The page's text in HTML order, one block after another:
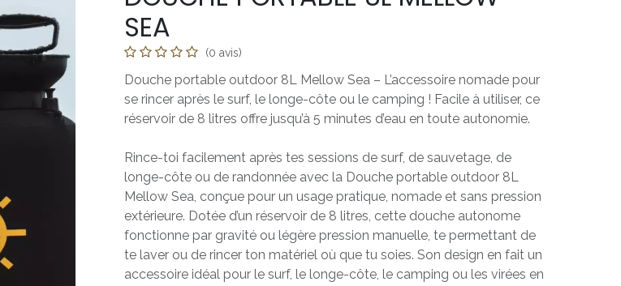
SEA
(0 avis)
Douche portable outdoor 8L Mellow Sea – L’accessoire nomade pour
se rincer après le surf, le longe-côte ou le camping ! Facile à utiliser, ce
réservoir de 8 litres offre jusqu’à 5 minutes d’eau en toute autonomie.
Rince-toi facilement après tes sessions de surf, de sauvetage, de
longe-côte ou de randonnée avec la Douche portable outdoor 8L
Mellow Sea, conçue pour un usage pratique, nomade et sans pression
extérieure. Dotée d’un réservoir de 8 litres, cette douche autonome
fonctionne par gravité ou légère pression manuelle, te permettant de
te laver ou de rincer ton matériel où que tu soies. Son design en fait un
accessoire idéal pour le surf, le longe-côte, le camping ou les virées en